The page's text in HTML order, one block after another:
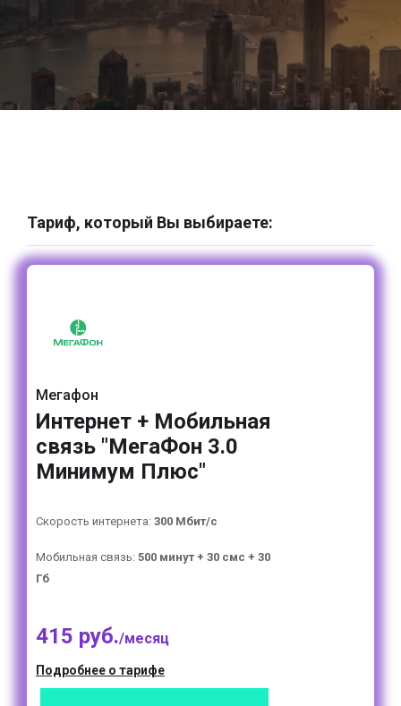
Тариф, который Вы выбираете:
Мегафон
Интернет + Мобильная
связь "МегаФон 3.0
Минимум Плюс"
Скорость интернета: 300 Мбит/с
Мобильная связь: 500 минут + 30 смс + 30
Гб
415 руб./месяц
Подробнее о тарифе